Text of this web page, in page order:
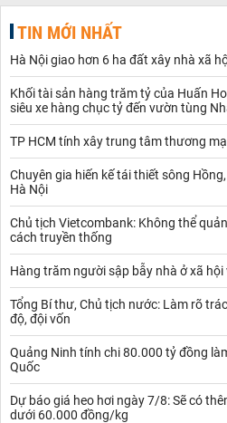
TIN MỚI NHẤT
Hà Nội giao hơn 6 ha đất xây nhà xã
Khối tài sản hàng trăm tỷ của Huấn
siêu xe hàng chục tỷ đến vườn tùng
TP HCM tính xây trung tâm thương
Chuyên gia hiến kế tái thiết sông
Hà Nội
Chủ tịch Vietcombank: Không thể
cách truyền thống
Hàng trăm người sập bẫy nhà ở xã hội
Tổng Bí thư, Chủ tịch nước: Làm rõ
độ, đội vốn
Quảng Ninh tính chi 80.000 tỷ đồng
Quốc
Dự báo giá heo hơi ngày 7/8: Sẽ có
dưới 60.000 đồng/kg